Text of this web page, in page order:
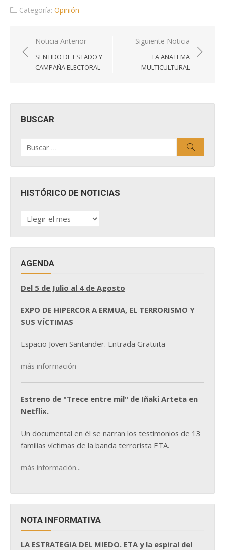
Categoría: Opinión
Navegación
de
entradas
Noticia Anterior
SENTIDO DE ESTADO Y
CAMPAÑA ELECTORAL
Siguiente Noticia
LA ANATEMA
MULTICULTURAL
BUSCAR
por:
HISTÓRICO DE NOTICIAS
HISTÓRICO
DE
AGENDA
Del 5 de Julio al 4 de Agosto
EXPO DE HIPERCOR A ERMUA, EL TERRORISMO Y
SUS VÍCTIMAS
Espacio Joven Santander. Entrada Gratuita
más información
Estreno de "Trece entre mil" de Iñaki Arteta en
Netflix.
Un documental en él se narran los testimonios de 13
familias víctimas de la banda terrorista ETA.
más información...
NOTA INFORMATIVA
LA ESTRATEGIA DEL MIEDO. ETA y la espiral del